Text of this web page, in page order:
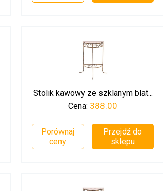
Stolik kawowy ze szklanym blat...
Cena: 388.00
Porównaj
ceny
Przejdź do
sklepu